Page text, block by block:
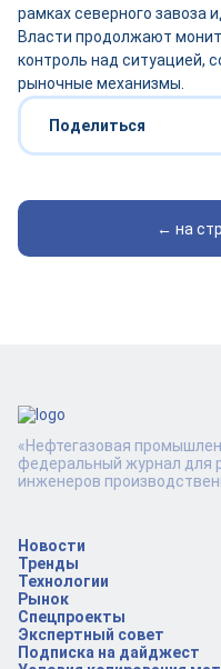
рамках северного завоза
Власти продолжают
контроль над ситуацией,
рыночные механизмы.
Поделиться
← на
Новости
Тренды
Технологии
Рынок
Спецпроекты
Экспертный совет
Подписка на дайджест
«Нефтегазовая
федеральный журнал для
инженеров